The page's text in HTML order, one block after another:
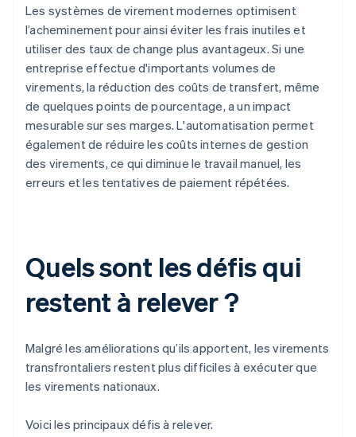
Les systèmes de virement modernes optimisent
l’acheminement pour ainsi éviter les frais inutiles et
utiliser des taux de change plus avantageux. Si une
entreprise effectue d'importants volumes de
virements, la réduction des coûts de transfert, même
de quelques points de pourcentage, a un impact
mesurable sur ses marges. L'automatisation permet
également de réduire les coûts internes de gestion
des virements, ce qui diminue le travail manuel, les
erreurs et les tentatives de paiement répétées.
Quels sont les défis qui
restent à relever ?
Malgré les améliorations qu’ils apportent, les virements
transfrontaliers restent plus difficiles à exécuter que
les virements nationaux.
Voici les principaux défis à relever.